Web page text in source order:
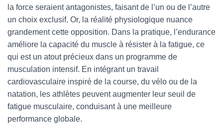
la force seraient antagonistes, faisant de l’un ou de l’autre
un choix exclusif. Or, la réalité physiologique nuance
grandement cette opposition. Dans la pratique, l’endurance
améliore la capacité du muscle à résister à la fatigue, ce
qui est un atout précieux dans un programme de
musculation intensif. En intégrant un travail
cardiovasculaire inspiré de la course, du vélo ou de la
natation, les athlètes peuvent augmenter leur seuil de
fatigue musculaire, conduisant à une meilleure
performance globale.